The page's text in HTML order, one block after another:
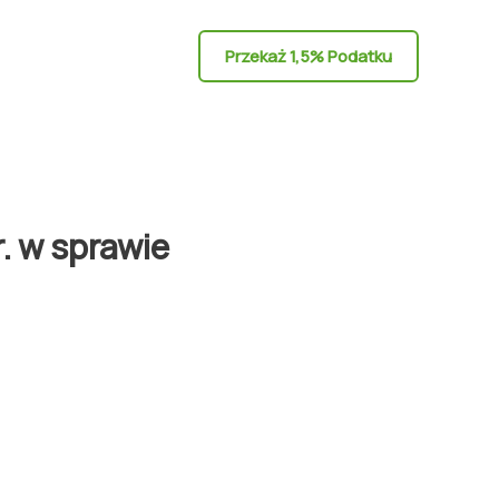
Przekaż 1,5% Podatku
w sprawie